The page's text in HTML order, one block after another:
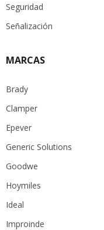
Seguridad
Señalización
MARCAS
Brady
Clamper
Epever
Generic Solutions
Goodwe
Hoymiles
Ideal
Improinde